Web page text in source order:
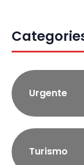
Urgente
Turismo